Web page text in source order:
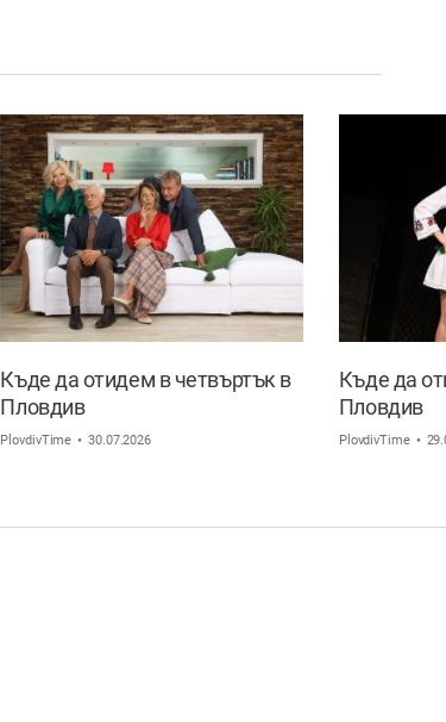
Къде да отидем в четвъртък в
Пловдив
PlovdivTime 30.07.2026
Къде да
Пловдив
PlovdivTime